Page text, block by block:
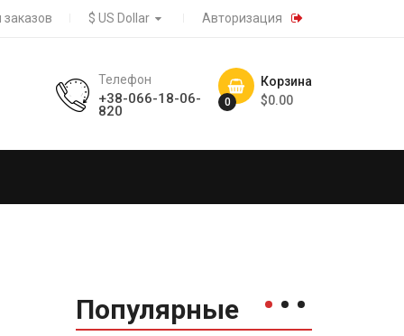
заказов Авторизация
Корзина
0 $0.00
Телефон
+38-066-18-06-
820
Популярные